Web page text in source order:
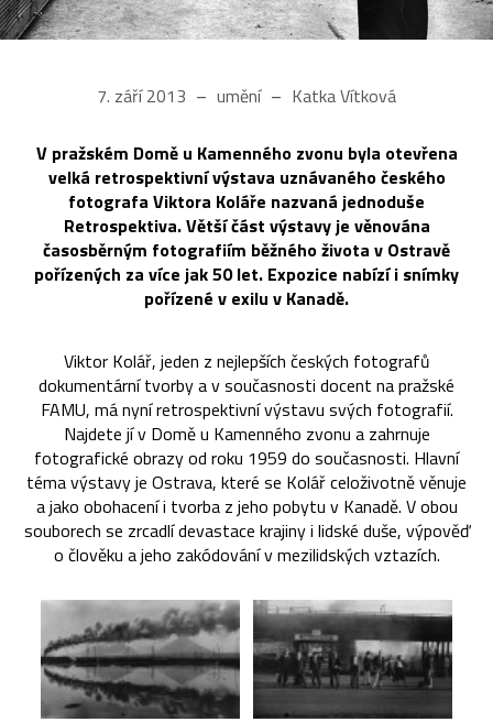
7. září 2013 umění Katka Vítková
V pražském Domě u Kamenného zvonu byla otevřena
velká retrospektivní výstava uznávaného českého
fotografa Viktora Koláře nazvaná jednoduše
Retrospektiva. Větší část výstavy je věnována
časosběrným fotografiím běžného života v Ostravě
pořízených za více jak 50 let. Expozice nabízí i snímky
pořízené v exilu v Kanadě.
Viktor Kolář, jeden z nejlepších českých fotografů
dokumentární tvorby a v současnosti docent na pražské
FAMU, má nyní retrospektivní výstavu svých fotografií.
Najdete jí v Domě u Kamenného zvonu a zahrnuje
fotografické obrazy od roku 1959 do současnosti. Hlavní
téma výstavy je Ostrava, které se Kolář celoživotně věnuje
a jako obohacení i tvorba z jeho pobytu v Kanadě. V obou
souborech se zrcadlí devastace krajiny i lidské duše, výpověď
o člověku a jeho zakódování v mezilidských vztazích.